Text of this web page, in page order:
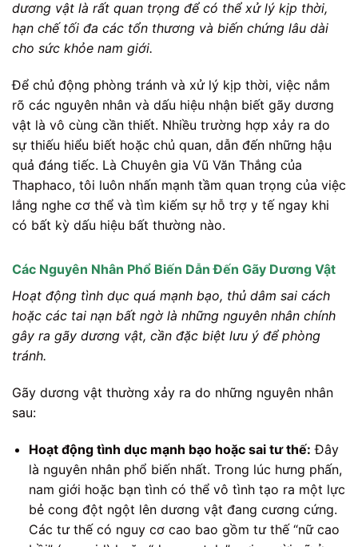
dương vật là rất quan trọng để có thể xử lý kịp thời,
hạn chế tối đa các tổn thương và biến chứng lâu dài
cho sức khỏe nam giới.
Để chủ động phòng tránh và xử lý kịp thời, việc nắm
rõ các nguyên nhân và dấu hiệu nhận biết gãy dương
vật là vô cùng cần thiết. Nhiều trường hợp xảy ra do
sự thiếu hiểu biết hoặc chủ quan, dẫn đến những hậu
quả đáng tiếc. Là Chuyên gia Vũ Văn Thắng của
Thaphaco, tôi luôn nhấn mạnh tầm quan trọng của việc
lắng nghe cơ thể và tìm kiếm sự hỗ trợ y tế ngay khi
có bất kỳ dấu hiệu bất thường nào.
Các Nguyên Nhân Phổ Biến Dẫn Đến Gãy Dương Vật
Hoạt động tình dục quá mạnh bạo, thủ dâm sai cách
hoặc các tai nạn bất ngờ là những nguyên nhân chính
gây ra gãy dương vật, cần đặc biệt lưu ý để phòng
tránh.
Gãy dương vật thường xảy ra do những nguyên nhân
sau:
Hoạt động tình dục mạnh bạo hoặc sai tư thế: Đây
là nguyên nhân phổ biến nhất. Trong lúc hưng phấn,
nam giới hoặc bạn tình có thể vô tình tạo ra một lực
bẻ cong đột ngột lên dương vật đang cương cứng.
Các tư thế có nguy cơ cao bao gồm tư thế “nữ cao